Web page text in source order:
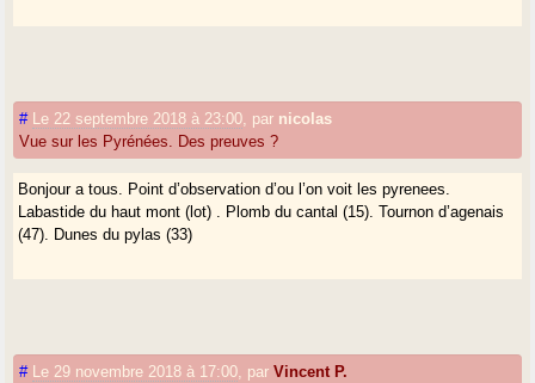
# Le 22 septembre 2018 à 23:00 par nicolas
Vue sur les Pyrénées. Des preuves ?
Bonjour a tous. Point d’observation d’ou l’on voit les pyrenees.
Labastide du haut mont (lot) . Plomb du cantal (15). Tournon d’agenais
(47). Dunes du pylas (33)
# Le 29 novembre 2018 à 17:00 parVincent P.